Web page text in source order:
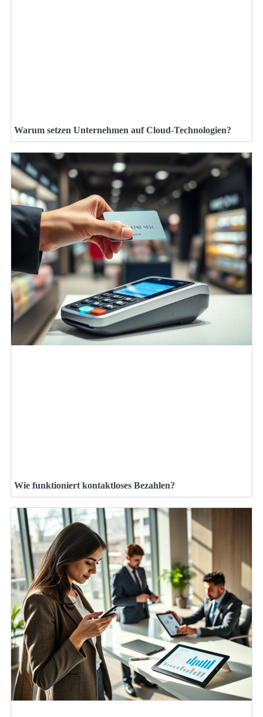
Warum setzen Unternehmen auf Cloud-Technologien?
Wie funktioniert kontaktloses Bezahlen?